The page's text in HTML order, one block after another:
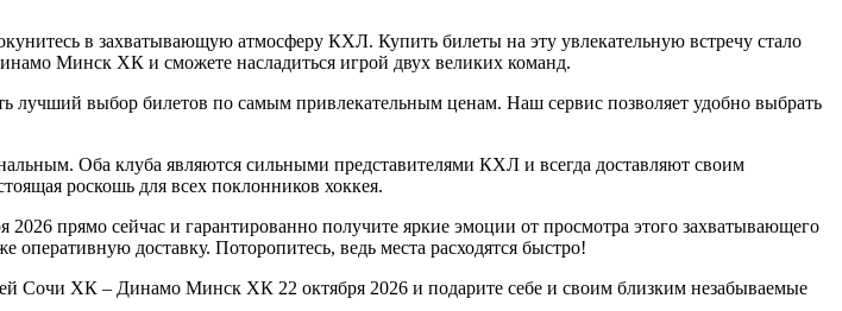
в захватывающую атмосферу КХЛ. Купить билеты на эту увлекательную встречу стало
Минск ХК и сможете насладиться игрой двух великих команд.
выбор билетов по самым привлекательным ценам. Наш сервис позволяет удобно выбрать
Оба клуба являются сильными представителями КХЛ и всегда доставляют своим
роскошь для всех поклонников хоккея.
прямо сейчас и гарантированно получите яркие эмоции от просмотра этого захватывающего
доставку. Поторопитесь, ведь места расходятся быстро!
Сочи ХК – Динамо Минск ХК 22 октября 2026 и подарите себе и своим близким незабываемые